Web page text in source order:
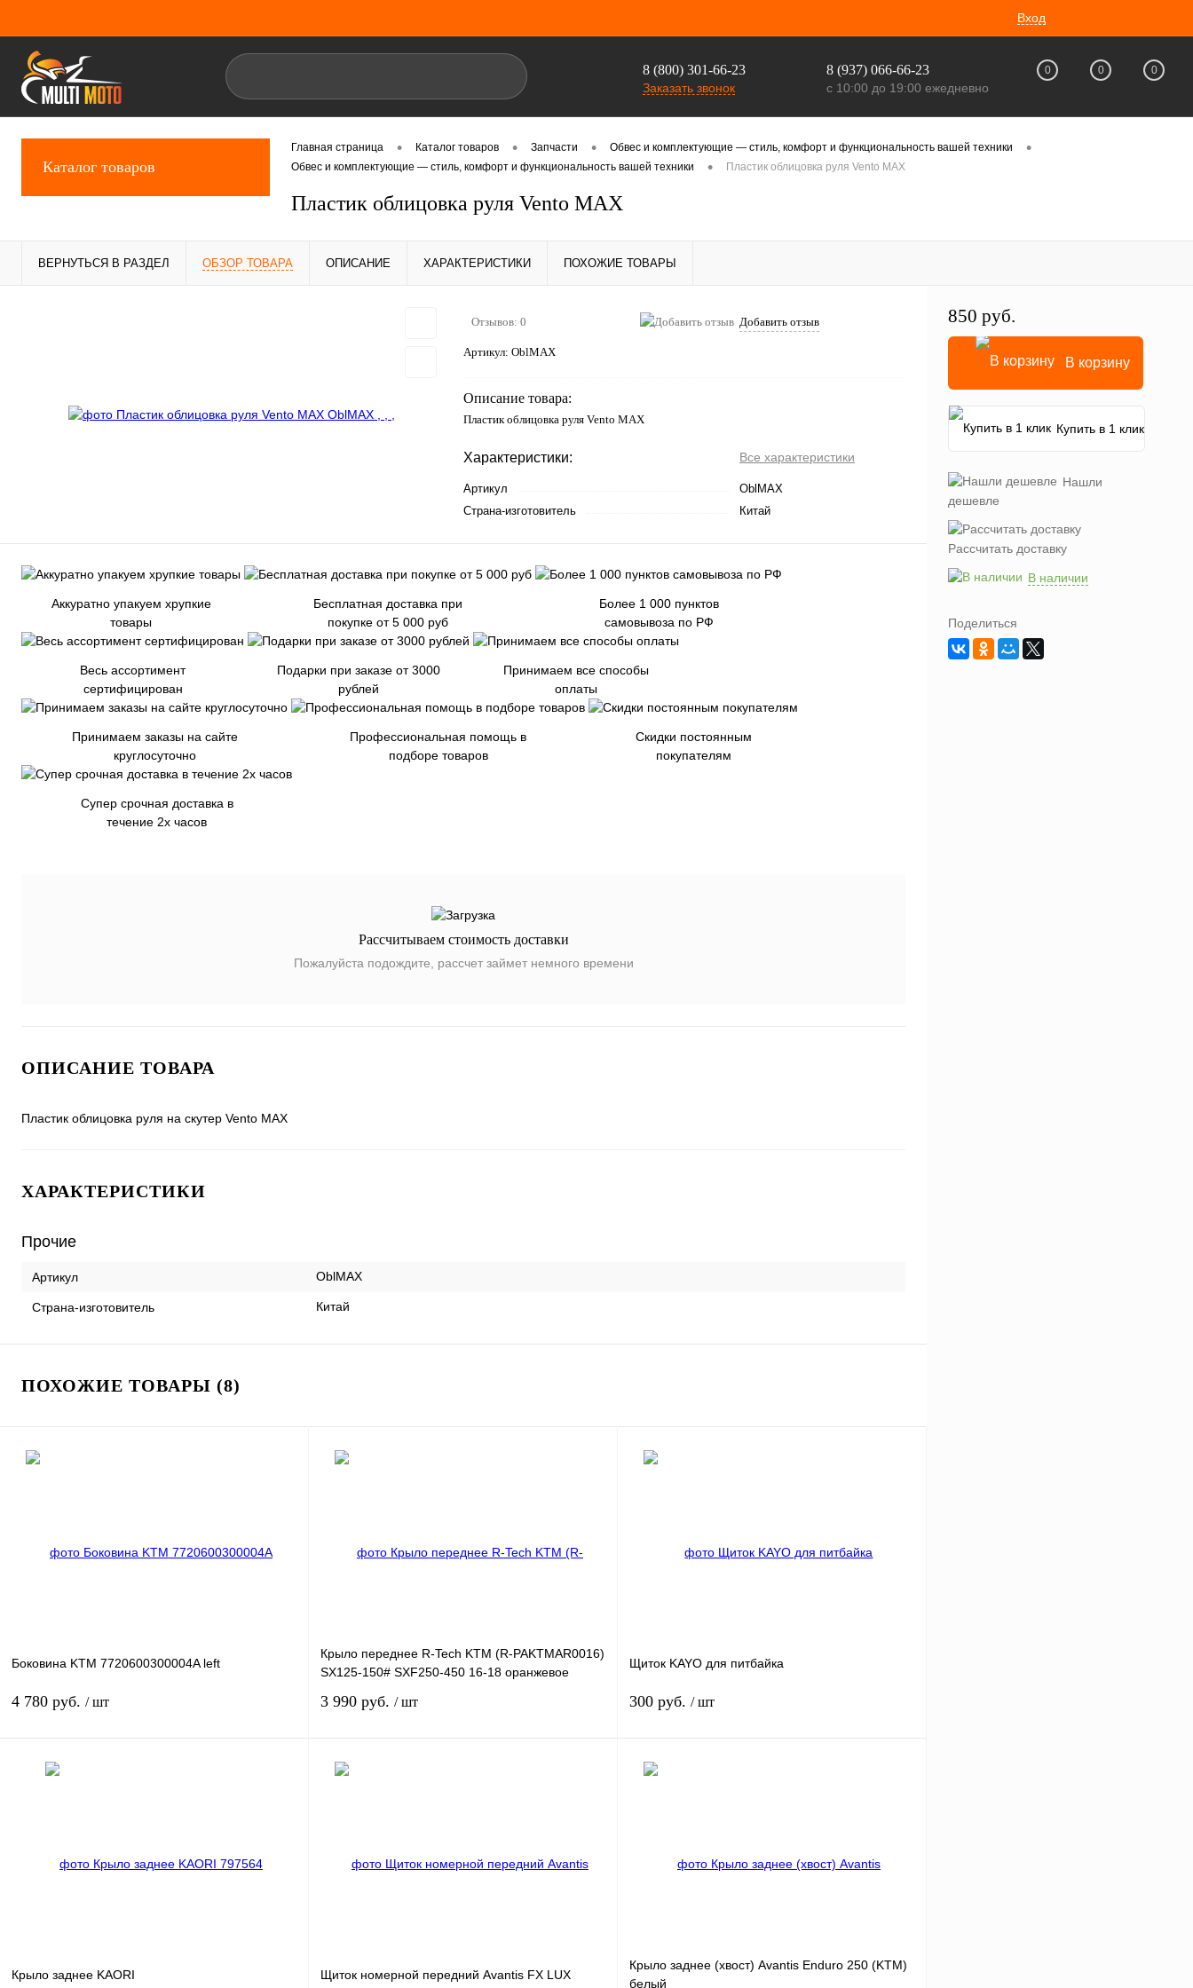
Вход
8 (800) 301-66-23
Заказать звонок
8 (937) 066-66-23
с 10:00 до 19:00 ежедневно
0 0 0
Каталог товаров
Главная страница • Каталог товаров • Запчасти • Обвес и комплектующие — стиль, комфорт и функциональность вашей техники •
Обвес и комплектующие — стиль, комфорт и функциональность вашей техники • Пластик облицовка руля Vento MAX
Пластик облицовка руля Vento MAX
ВЕРНУТЬСЯ В РАЗДЕЛ ОБЗОР ТОВАРА ОПИСАНИЕ ХАРАКТЕРИСТИКИ ПОХОЖИЕ ТОВАРЫ
Отзывов: 0 Добавить отзыв
Артикул: OblMAX
Описание товара:
Пластик облицовка руля Vento MAX
Характеристики: Все характеристики
Артикул
OblMAX
Страна-изготовитель
Китай
Аккуратно упакуем хрупкие
товары
Бесплатная доставка при
покупке от 5 000 руб
Более 1 000 пунктов
самовывоза по РФ
Весь ассортимент
сертифицирован
Подарки при заказе от 3000
рублей
Принимаем все способы
оплаты
Принимаем заказы на сайте
круглосуточно
Профессиональная помощь в
подборе товаров
Скидки постоянным
покупателям
Супер срочная доставка в
течение 2х часов
Рассчитываем стоимость доставки
Пожалуйста подождите, рассчет займет немного времени
ОПИСАНИЕ ТОВАРА
Пластик облицовка руля на скутер Vento MAX
ХАРАКТЕРИСТИКИ
Прочие
Артикул OblMAX
Страна-изготовитель Китай
ПОХОЖИЕ ТОВАРЫ (8)
Боковина KTM 7720600300004A left
4 780 руб. / шт
наличии
Крыло переднее R-Tech KTM (R-PAKTMAR0016)
SX125-150# SXF250-450 16-18 оранжевое
3 990 руб. / шт
наличии
Щиток KAYO для питбайка
300 руб. / шт
наличии
Крыло заднее KAORI Щиток номерной передний Avantis FX LUX
Крыло заднее (хвост) Avantis Enduro 250 (KTM)
белый
850 руб.
В корзину
Купить в 1 клик
Нашли
дешевле
Рассчитать доставку
В наличии
Поделиться